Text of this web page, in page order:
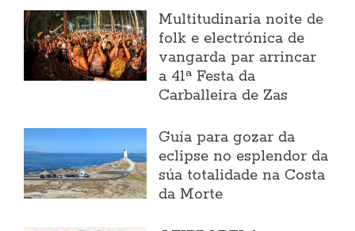
Multitudinaria noite de
folk e electrónica de
vangarda par arrincar
a 41ª Festa da
Carballeira de Zas
Guía para gozar da
eclipse no esplendor da
súa totalidade na Costa
da Morte